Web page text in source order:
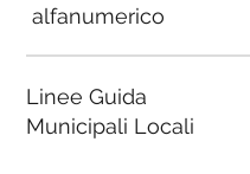
alfanumerico
Linee Guida
Municipali Locali